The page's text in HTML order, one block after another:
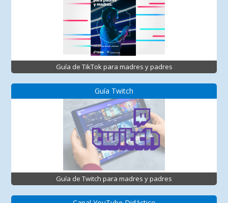
Guía de TikTok para madres y padres
Guía Twitch
Guía de Twitch para madres y padres